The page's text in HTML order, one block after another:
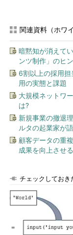
関連資料（ホワ
暗黙知が消えて
ンツ制作」のヒ
6割以上の採用
用の実態と課題
大規模ネットワ
は?
新規事業の撤退
ルタの起業家が
顧客データの重
成果を向上させ
チェックしておき